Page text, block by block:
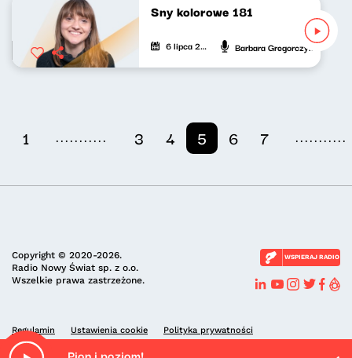
Sny kolorowe 181
6 lipca 2024 Barbara Gregorczyk
1 ........... 3 4 5 6 7 ...........
Copyright © 2020-2026.
Radio Nowy Świat sp. z o.o.
Wszelkie prawa zastrzeżone.
WSPIERAJ RADIO
Regulamin Ustawienia cookie Polityka prywatności